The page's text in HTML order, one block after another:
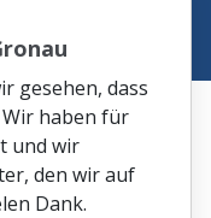
gesehen, dass
haben für
und wir
den wir auf
Dank.